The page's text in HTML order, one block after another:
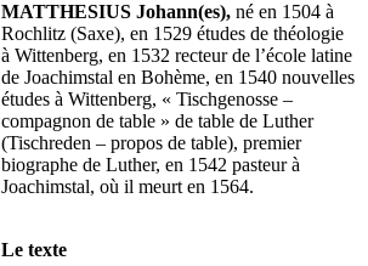
MATTHESIUS Johann(es), né en 1504 à
Rochlitz (Saxe), en 1529 études de théologie
à Wittenberg, en 1532 recteur de l’école latine
de Joachimstal en Bohème, en 1540 nouvelles
études à Wittenberg, « Tischgenosse –
compagnon de table » de table de Luther
(Tischreden – propos de table), premier
biographe de Luther, en 1542 pasteur à
Joachimstal, où il meurt en 1564.
Le texte